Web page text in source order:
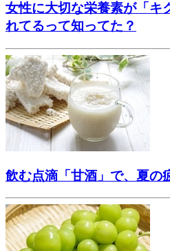
女性に大切な栄養素が「キ
れてるって知ってた？
飲む点滴「甘酒」で、夏の